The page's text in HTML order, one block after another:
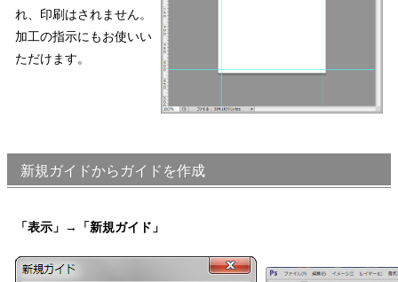
れ、印刷はされません。
加工の指示にもお使いい
ただけます。
新規ガイドからガイドを作成
「表示」→「新規ガイド」